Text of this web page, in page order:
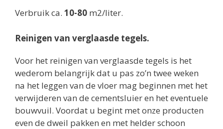
Verbruik ca. 10-80 m2/liter.
Reinigen van verglaasde tegels.
Voor het reinigen van verglaasde tegels is het
wederom belangrijk dat u pas zo’n twee weken
na het leggen van de vloer mag beginnen met het
verwijderen van de cementsluier en het eventuele
bouwvuil. Voordat u begint met onze producten
even de dweil pakken en met helder schoon